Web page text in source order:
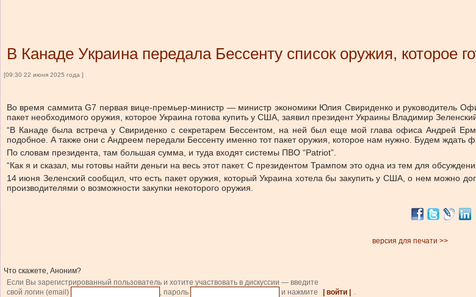
В Канаде Украина передала Бессенту список оружия, которое
[09:30 22 июня 2025 года ]
Во время саммита G7 первая вице-премьер-министр — министр экономики Юлия Свириденко и руководитель
пакет необходимого оружия, которое Украина готова купить у США, заявил президент Украины Владимир
“В Канаде была встреча у Свириденко с секретарем Бессентом, на ней был еще мой глава офиса Андрей
подобное. А также они с Андреем передали Бессенту именно тот пакет оружия, которое нам нужно. Будем ждать
По словам президента, там большая сумма, и туда входят системы ПВО “Patriot”.
“Как я и сказал, мы готовы найти деньги на весь этот пакет. С президентом Трампом это одна из тем для
14 июня Зеленский сообщил, что есть пакет оружия, который Украина хотела бы закупить у США, о нем можно
производителями о возможности закупки некоторого оружия.
версия для печати >>
Что скажете, Аноним?
Если Вы зарегистрированный пользователь и хотите участвовать в дискуссии — введите
свой логин (email)
, пароль и нажмите | войти |
.